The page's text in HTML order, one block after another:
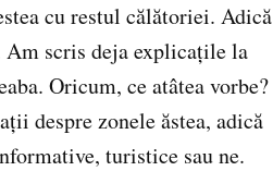
cu restul călătoriei. Adică
Am scris deja explicațile la
Oricum, ce atâtea vorbe?
despre zonele ăstea, adică
turistice sau ne.